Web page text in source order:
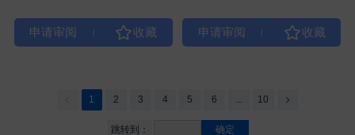
1 2 3 4 5 6 ... 10
跳转到： 确定